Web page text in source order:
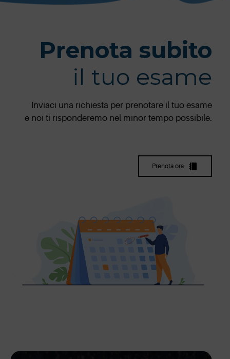
Prenota subito
il tuo esame
Inviaci una richiesta per prenotare il tuo esame
e noi ti risponderemo nel minor tempo possibile.
Prenota ora